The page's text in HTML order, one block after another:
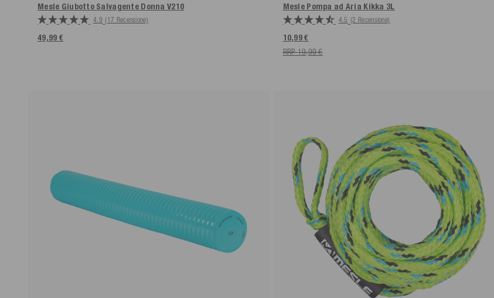
Mesle Giubotto Salvagente Donna V210
4.9 (17 Recensione)
49,99 €
Mesle Pompa ad Aria Kikka 3L
4.5 (2 Recensione)
10,99 €
RRP 19,99 €